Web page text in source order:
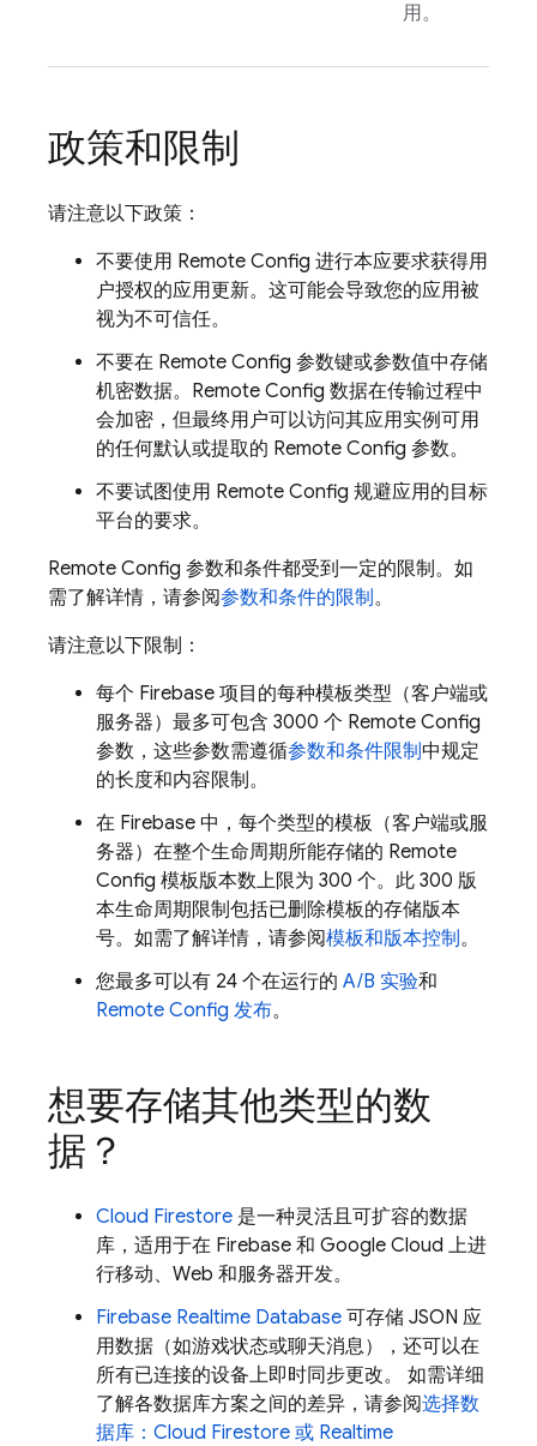
用。
政策和限制
请注意以下政策：
不要使用 Remote Config 进行本应要求获得用
户授权的应用更新。这可能会导致您的应用被
视为不可信任。
不要在 Remote Config 参数键或参数值中存储
机密数据。 Remote Config 数据在传输过程中
会加密，但最终用户可以访问其应用实例可用
的任何默认或提取的 Remote Config 参数。
不要试图使用 Remote Config 规避应用的目标
平台的要求。
Remote Config 参数和条件都受到一定的限制。如
需了解详情，请参阅参数和条件的限制。
请注意以下限制：
每个 Firebase 项目的每种模板类型（客户端或
服务器）最多可包含 3000 个 Remote Config
参数，这些参数需遵循参数和条件限制中规定
的长度和内容限制。
在 Firebase 中，每个类型的模板（客户端或服
务器）在整个生命周期所能存储的 Remote
Config 模板版本数上限为 300 个。此 300 版
本生命周期限制包括已删除模板的存储版本
号。如需了解详情，请参阅模板和版本控制。
您最多可以有 24 个在运行的 A/B 实验和
Remote Config 发布。
想要存储其他类型的数
据？
Cloud Firestore 是一种灵活且可扩容的数据
库，适用于在 Firebase 和 Google Cloud 上进
行移动、Web 和服务器开发。
Firebase Realtime Database 可存储 JSON 应
用数据（如游戏状态或聊天消息），还可以在
所有已连接的设备上即时同步更改。 如需详细
了解各数据库方案之间的差异，请参阅选择数
据库： Cloud Firestore 或 Realtime